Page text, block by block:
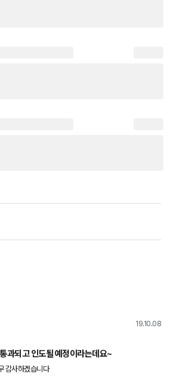
19.10.08
과되고 인도될 예정이라는데요~
감사하겠습니다